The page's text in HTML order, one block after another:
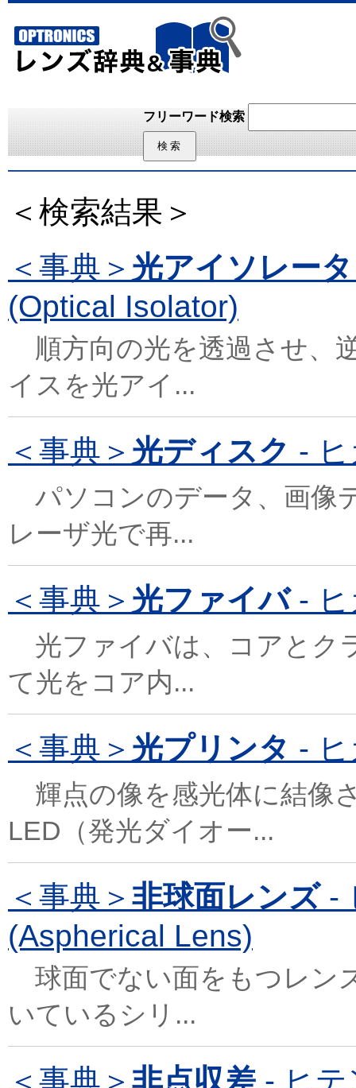
フリーワード検索
＜検索結果＞
＜事典＞ 光アイソレータ
(Optical Isolator)
順方向の光を透過させ、
イスを光アイ...
＜事典＞ 光ディスク -
パソコンのデータ、画像
レーザ光で再...
＜事典＞ 光ファイバ- ヒ
光ファイバは、コアとク
て光をコア内...
＜事典＞ 光プリンタ -
輝点の像を感光体に結像
LED（発光ダイオー...
＜事典＞ 非球面レンズ-
(Aspherical Lens)
球面でない面をもつレン
いているシリ...
＜事典＞ 非点収差 - ヒテ